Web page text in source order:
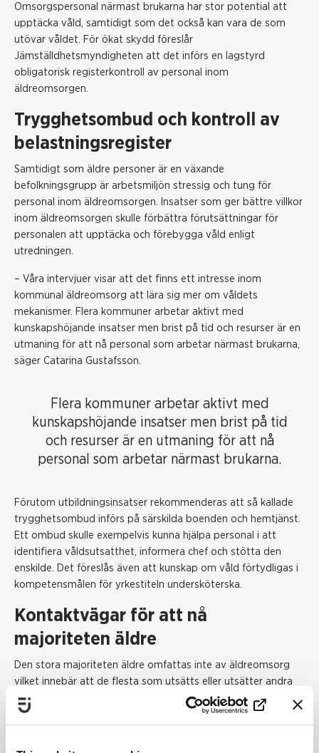
Omsorgspersonal närmast brukarna har stor potential att
upptäcka våld, samtidigt som det också kan vara de som
utövar våldet. För ökat skydd föreslår
Jämställdhetsmyndigheten att det införs en lagstyrd
obligatorisk registerkontroll av personal inom
äldreomsorgen.
Trygghetsombud och kontroll av
belastningsregister
Samtidigt som äldre personer är en växande
befolkningsgrupp är arbetsmiljön stressig och tung för
personal inom äldreomsorgen. Insatser som ger bättre villkor
inom äldreomsorgen skulle förbättra förutsättningar för
personalen att upptäcka och förebygga våld enligt
utredningen.
– Våra intervjuer visar att det finns ett intresse inom
kommunal äldreomsorg att lära sig mer om våldets
mekanismer. Flera kommuner arbetar aktivt med
kunskapshöjande insatser men brist på tid och resurser är en
utmaning för att nå personal som arbetar närmast brukarna,
säger Catarina Gustafsson.
Flera kommuner arbetar aktivt med
kunskapshöjande insatser men brist på tid
och resurser är en utmaning för att nå
personal som arbetar närmast brukarna.
Förutom utbildningsinsatser rekommenderas att så kallade
trygghetsombud införs på särskilda boenden och hemtjänst.
Ett ombud skulle exempelvis kunna hjälpa personal i att
identifiera våldsutsatthet, informera chef och stötta den
enskilde. Det föreslås även att kunskap om våld förtydligas i
kompetensmålen för yrkestiteln undersköterska.
Kontaktvägar för att nå
majoriteten äldre
Den stora majoriteten äldre omfattas inte av äldreomsorg
vilket innebär att de flesta som utsätts eller utsätter andra
för våld behöver få stöd på annat sätt.
– Mörkertalet är stort. De som har störst möjlighet att